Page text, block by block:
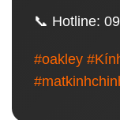
📞 Hotline:
#oakley